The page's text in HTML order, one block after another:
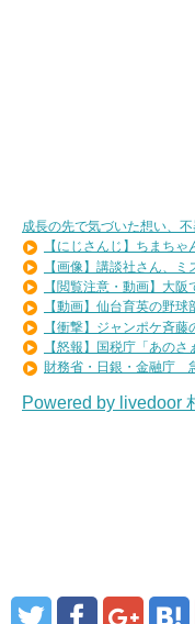
成長の先で気づいた想い、
【にじさんじ】ちまち
【画像】講談社さん、ミ
【閲覧注意・動画】大
【動画】仙台育英の野
【衝撃】ジャンポケ斉藤
【怒報】国税庁「あの
財務省・日銀・金融庁
Powered by livedoor